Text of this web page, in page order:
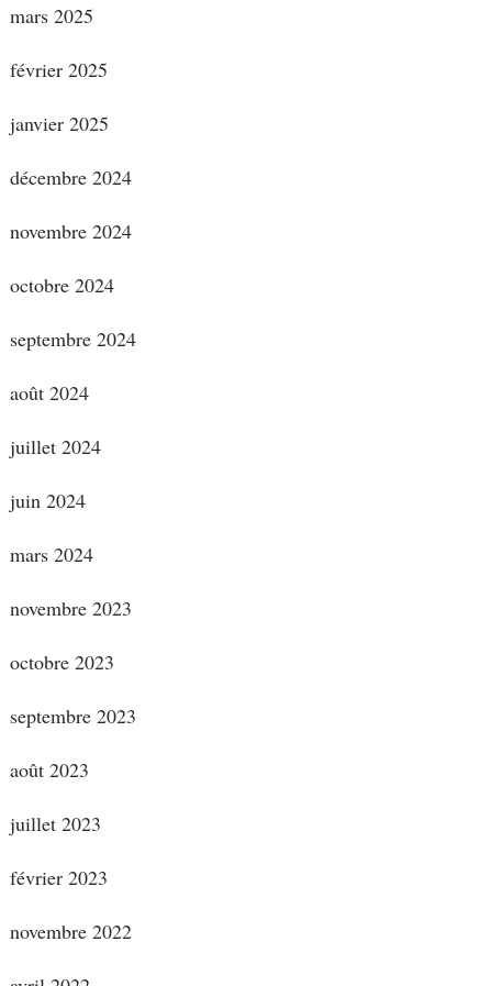
mars 2025
février 2025
janvier 2025
décembre 2024
novembre 2024
octobre 2024
septembre 2024
août 2024
juillet 2024
juin 2024
mars 2024
novembre 2023
octobre 2023
septembre 2023
août 2023
juillet 2023
février 2023
novembre 2022